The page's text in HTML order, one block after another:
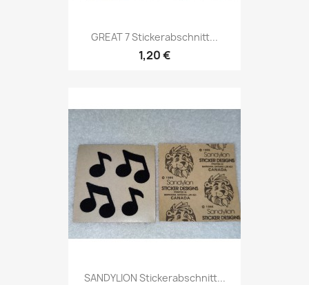
GREAT 7 Stickerabschnitt...
1,20 €
SANDYLION Stickerabschnitt...